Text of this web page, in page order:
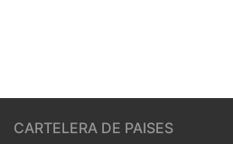
CARTELERA DE PAISES